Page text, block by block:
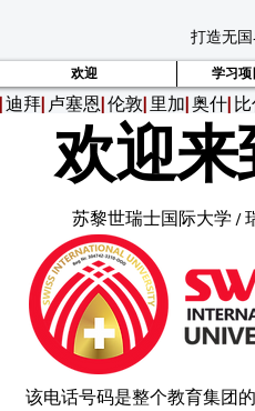
打造无
欢迎 学习项
迪拜 卢塞恩 伦敦 里加 奥什
欢迎来
苏黎世瑞士国际大学 /
该电话号码是整个教育集团